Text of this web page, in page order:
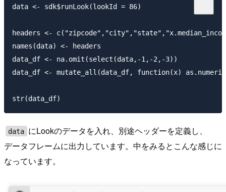
data <- sdk$runLook(lookId = 86)
headers <-
names(data) <- headers
data_df <- na.omit(select(data,-1,-2,-3))
data_df <- mutate_all(data_df, function(x)
data にLookのデータを入れ、別途ヘッダーを定義し、
データフレームに出力しています。中をみるとこんな感じに
なっています。